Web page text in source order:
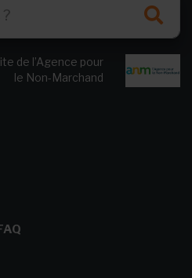
de l’Agence pour
le Non-Marchand